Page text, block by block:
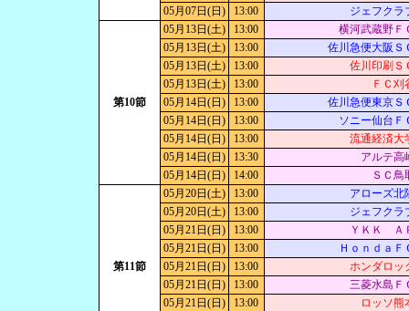
05月07日(日)
13:00 ジェフクラ
第10節
05月13日(土) 13:00
横河武蔵野Ｆ
05月13日(土)
13:00
佐川急便大阪Ｓ
05月13日(土)
13:00
佐川印刷Ｓ
05月13日(土)
13:00
ＦＣ刈
05月14日(日)
13:00
佐川急便東京Ｓ
05月14日(日)
13:00
ソニー仙台Ｆ
05月14日(日)
13:00
流通経済大
05月14日(日)
13:30
アルテ高
05月14日(日)
14:00 ＳＣ鳥
第11節
05月20日(土) 13:00
アローズ北
05月20日(土)
13:00
ジェフクラ
05月21日(日)
13:00
ＹＫＫ Ａ
05月21日(日)
13:00
ＨｏｎｄａＦ
05月21日(日)
13:00
ホンダロッ
05月21日(日)
13:00
三菱水島Ｆ
05月21日(日)
13:00 ロッソ熊